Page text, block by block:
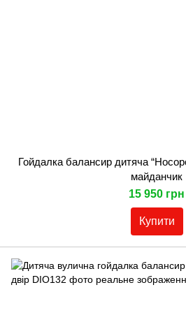
Гойдалка балансир дитяча
майданчик
15 950 грн
Купити